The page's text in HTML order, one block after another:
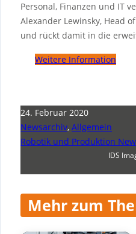
Personal, Finanzen und IT
Alexander Lewinsky, Head
und rückt damit in die
Weitere Information
24. Februar 2020
Newsarchiv, Allgemein
Robotik und Produktion
IDS
Mehr zum